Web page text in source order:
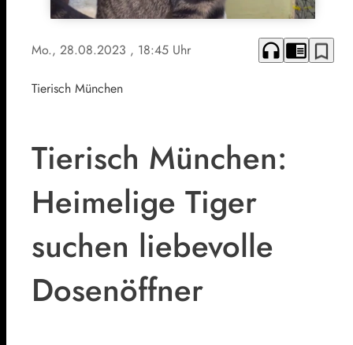
Mo., 28.08.2023 , 18:45 Uhr headphones chrome_reader_mode bookmark_border
Tierisch München
Tierisch München:
Heimelige Tiger
suchen liebevolle
Dosenöffner